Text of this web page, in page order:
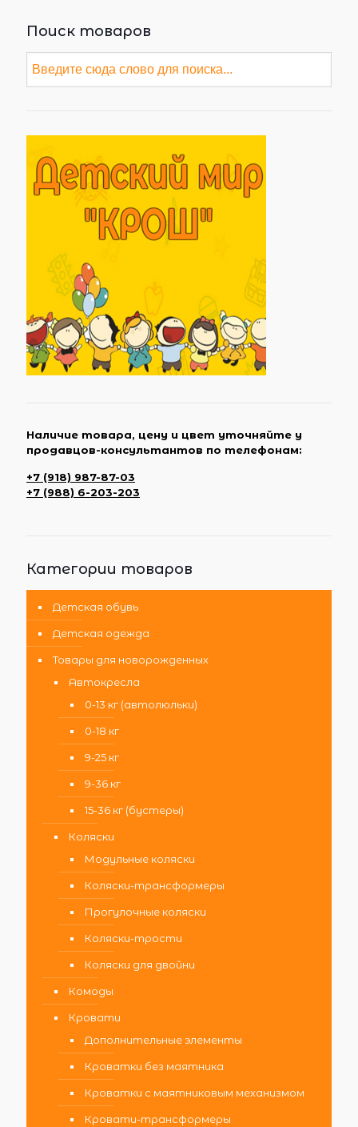
Поиск товаров
Наличие товара, цену и цвет уточняйте у
продавцов-консультантов по телефонам:
+7 (918) 987-87-03
+7 (988) 6-203-203
Категории товаров
Детская обувь
Детская одежда
Товары для новорожденных
Автокресла
0-13 кг (автолюльки)
0-18 кг
9-25 кг
9-36 кг
15-36 кг (бустеры)
Коляски
Модульные коляски
Коляски-трансформеры
Прогулочные коляски
Коляски-трости
Коляски для двойни
Комоды
Кровати
Дополнительные элементы
Кроватки без маятника
Кроватки с маятниковым механизмом
Кровати-трансформеры